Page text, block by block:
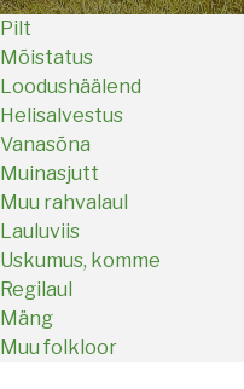
Pilt
Mõistatus
Loodushäälend
Helisalvestus
Vanasõna
Muinasjutt
Muu rahvalaul
Lauluviis
Uskumus, komme
Regilaul
Mäng
Muu folkloor